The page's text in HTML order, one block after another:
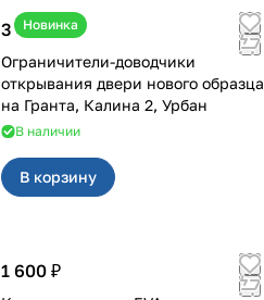
Новинка
3 400 ₽
Ограничители-доводчики
открывания двери нового образца
на Гранта, Калина 2, Урбан
В наличии
В корзину
1 600 ₽